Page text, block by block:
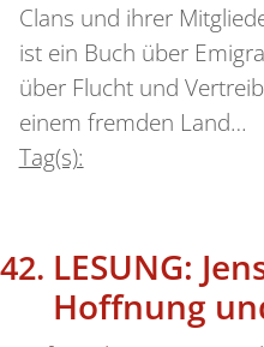
Clans und ihrer
ist ein Buch über
über Flucht und
einem fremden Land…
Tag(s):
LESUNG:
Hoffnung